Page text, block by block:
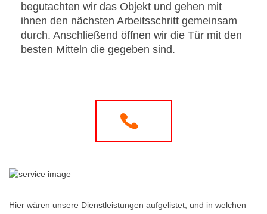
begutachten wir das Objekt und gehen mit
ihnen den nächsten Arbeitsschritt gemeinsam
durch. Anschließend öffnen wir die Tür mit den
besten Mitteln die gegeben sind.
Hier wären unsere Dienstleistungen aufgelistet, und in welchen